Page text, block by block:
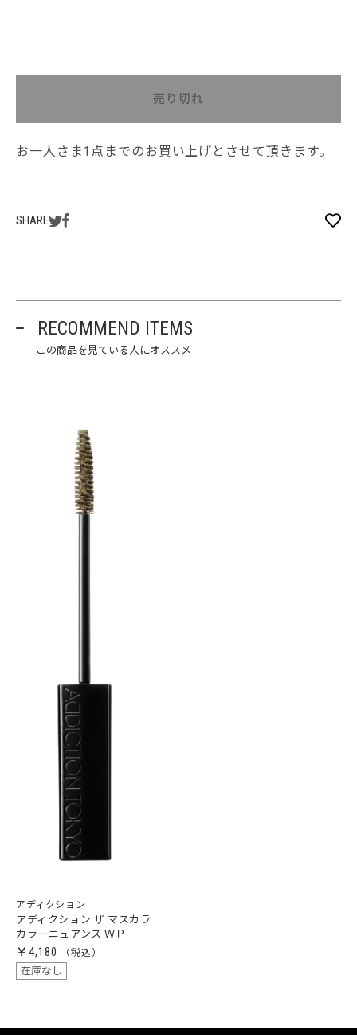
売り切れ
お一人さま1点までのお買い上げとさせて頂きます。
SHARE
RECOMMEND ITEMS
この商品を見ている人にオススメ
アディクション
アディクション ザ マスカラ
カラーニュアンス ＷＰ
￥4,180
在庫なし